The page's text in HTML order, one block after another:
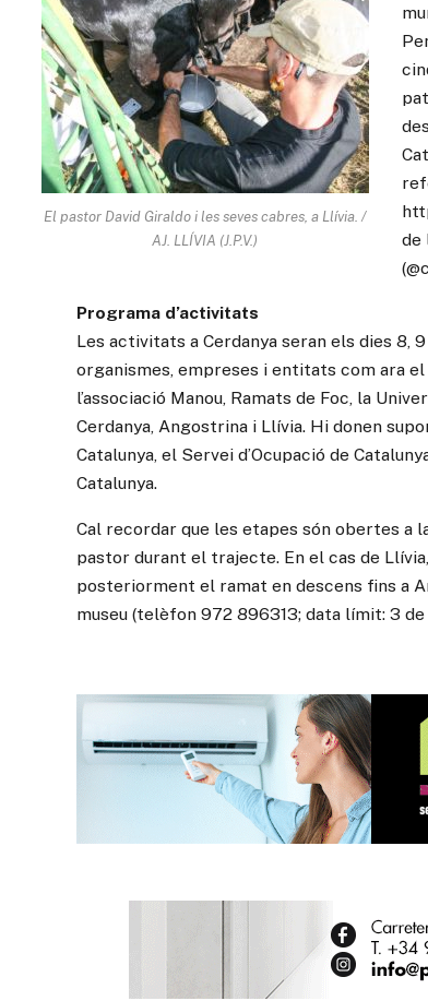
El pastor David Giraldo i les seves cabres, a Llívia. /
AJ. LLÍVIA (J.P.V.)
de
Programa d’activitats
Les activitats a Cerdanya seran els dies 8,
organismes, empreses i entitats com ara el
l’associació Manou, Ramats de Foc, la
Cerdanya, Angostrina i Llívia. Hi donen
Catalunya, el Servei d’Ocupació de
Catalunya.
Cal recordar que les etapes són obertes a
pastor durant el trajecte. En el cas de
posteriorment el ramat en descens fins a
museu (telèfon 972 896313; data límit: 3